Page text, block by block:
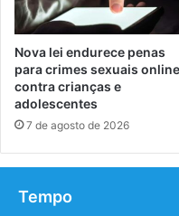
Nova lei endurece penas
para crimes sexuais online
contra crianças e
adolescentes
7 de agosto de 2026
Tempo